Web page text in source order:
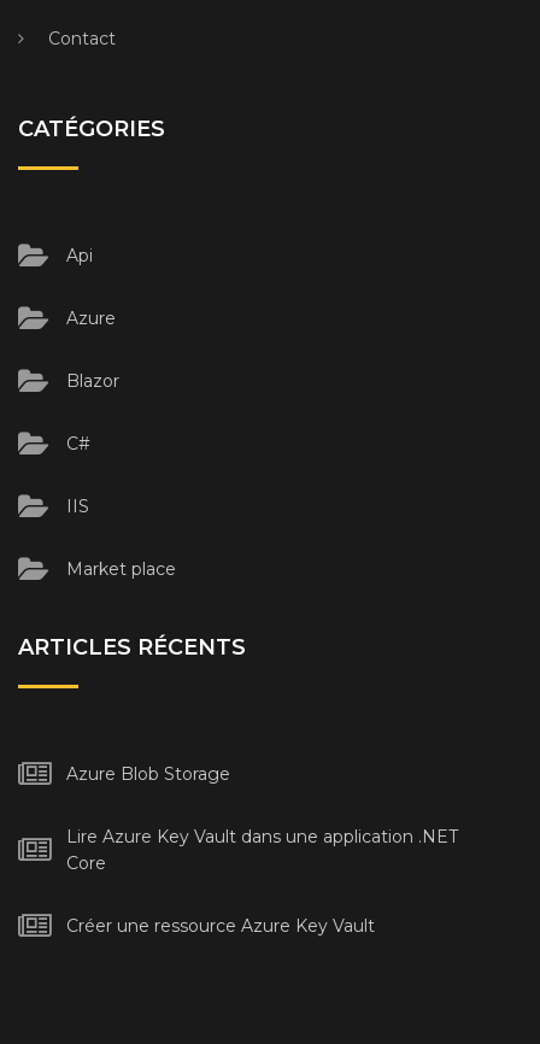
Contact
CATÉGORIES
Api
Azure
Blazor
C#
IIS
Market place
ARTICLES RÉCENTS
Azure Blob Storage
Lire Azure Key Vault dans une application .NET
Core
Créer une ressource Azure Key Vault